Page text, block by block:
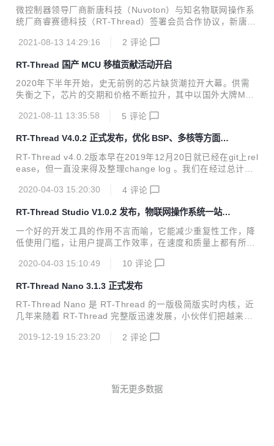
源码包，将在本次更新版Studio中上线，此外本次更新集中完
善优化了V2.0.0发布以来大家反馈的大部分问题，并在软件异
错的时候，能够智能分析，进行友好的日志补充输出，或弹框
微控制器领导厂商新唐科技（Nuvoton）与知名物联网操作系
统厂商睿赛德科技（RT-Thread）签署会员合作协议，新唐科
发挥各自优势，为开发者和终端客户提供更加丰富的、灵活的
筑物联网产业生态发展。 中美贸易战和新冠疫情给全球产业带
来巨变，多个行业对应用创新的需求空前强烈，新唐科技持续
创新推出满足不同应用场景需求的多样控制器平台，产品线覆
当前，新唐科技已将RT-Thread移植适配其Cortex...
2021-08-13 14:29:16 2 评论
RT-Thread 国产 MCU 移植贡献活动开启
2020年下半年开始，史无前例的芯片缺货潮拉开大幕。供需
失衡之下，芯片的交期和价格不断拉升，其中以国外大牌MCU
在此背景下，不少中小型终端制造企业纷纷投身国产芯片阵
产MCU移植贡献活动，邀请广大开发者一起来参加，完成任务
即可获得奖励！ 活动报名时间 8月1日-9月12日 （务必在9月
12日前报名，并完成任务） 活动目标 本次国产MCU移植贡献
活动任务分两类： 第一类：贡献新的BSP：芯片是RT-Threa
d仓库还未支持的，则需贡献新的BSP 第二类：优化已有的BS
2021-08-11 13:35:58 5 评论
RT-Thread V4.0.2 正式发布，优化 BSP、多核等方面体
验
RT-Thread v4.0.2版本早在2019年12月20日就已经在git上rel
ease，但一直没来得及整理change log 。我们在经过总计85
change log也相应地花了更多的时间。 下面就根据目前的更
体现在BSP上，我们支持了更多的芯片、板子，也完善了驱
动； ◕ v4.0.2还对 NXP i.MXRT BSP 进行了重构，这也是携
手NXP公司，并联合他们的工程师一起推动完成的； ● 内核部
完善及修正；...
2020-04-03 15:20:30 4 评论
RT-Thread Studio V1.0.2 发布，物联网操作系统一站式
开发工具
一个好的开发工具的作用不言而喻，它能减少重复性工作，降
低使用门槛，让用户提高工作效率，在速度和质量上都有所提
上一代的开发工具 ENV ，由于集成度不高，要配合其它工具
onfig 等众多知识点，学习成本比较高。 为了解决大家的这些
痛点，RT-Thread 官方团队历经一年用心打磨，推出了 RT-T
hread Studio 集成开发环境（IDE），让大家告别 ENV，能
T-Thread Studi...
2020-04-03 15:10:49 10 评论
RT-Thread Nano 3.1.3 正式发布
RT-Thread Nano 是 RT-Thread 的一版极简版实时内核，近
几年来随着 RT-Thread 完整版迅速发展，小伙伴们把越来越
但是在一些场合下，使用Nano版本更为合适。 Nano版本 VS.
整的中间件组件，具备低功耗、安全、通信协议支持和云端连
2019-12-19 15:23:20 2 评论
暂无更多数据